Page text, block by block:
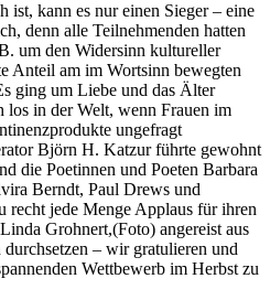
ist, kann es nur einen Sieger – eine
denn alle Teilnehmenden hatten
um den Widersinn kultureller
Anteil am im Wortsinn bewegten
ging um Liebe und das Älter
los in der Welt, wenn Frauen im
ungefragt
Björn H. Katzur führte gewohnt
die Poetinnen und Poeten Barbara
Berndt, Paul Drews und
recht jede Menge Applaus für ihren
Grohnert,(Foto) angereist aus
– wir gratulieren und
Wettbewerb im Herbst zu